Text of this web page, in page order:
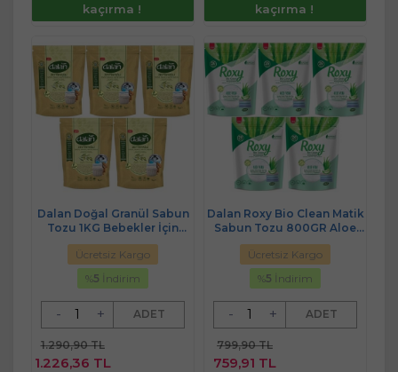
kaçırma !
kaçırma !
Dalan Doğal Granül Sabun
Tozu 1KG Bebekler İçin
%100 Zeytinyağlı (5 Li Set)
Ücretsiz Kargo
%5 İndirim
- + ADET
1.290,90 TL
1.226,36 TL
Dalan Roxy Bio Clean Matik
Sabun Tozu 800GR Aloe
Vera (5 Li Set) (130 Yıkama)
Ücretsiz Kargo
%5 İndirim
- + ADET
799,90 TL
759,91 TL